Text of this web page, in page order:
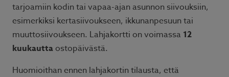
tarjoamiin kodin tai vapaa-ajan asunnon siivouksiin,
esimerkiksi kertasiivoukseen, ikkunanpesuun tai
muuttosiivoukseen. Lahjakortti on voimassa 12
kuukautta ostopäivästä.
Huomioithan ennen lahjakortin tilausta, että